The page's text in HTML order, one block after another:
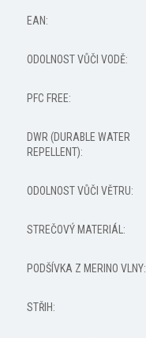
EAN:
ODOLNOST VŮČI VODĚ:
PFC FREE:
DWR (DURABLE WATER
REPELLENT):
ODOLNOST VŮČI VĚTRU:
STREČOVÝ MATERIÁL :
PODŠÍVKA Z MERINO VLNY:
STŘIH: